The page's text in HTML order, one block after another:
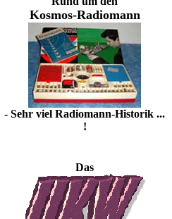
Kosmos-Radiomann
- Sehr viel Radiomann-Historik ...
!
Das